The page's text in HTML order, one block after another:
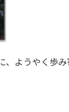
ようやく歩み